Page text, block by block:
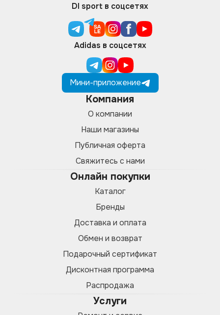
DI sport в соцсетях
Adidas в соцсетях
Мини-приложение
Компания
О компании
Наши магазины
Публичная оферта
Свяжитесь с нами
Онлайн покупки
Каталог
Бренды
Доставка и оплата
Обмен и возврат
Подарочный сертификат
Дисконтная программа
Распродажа
Услуги